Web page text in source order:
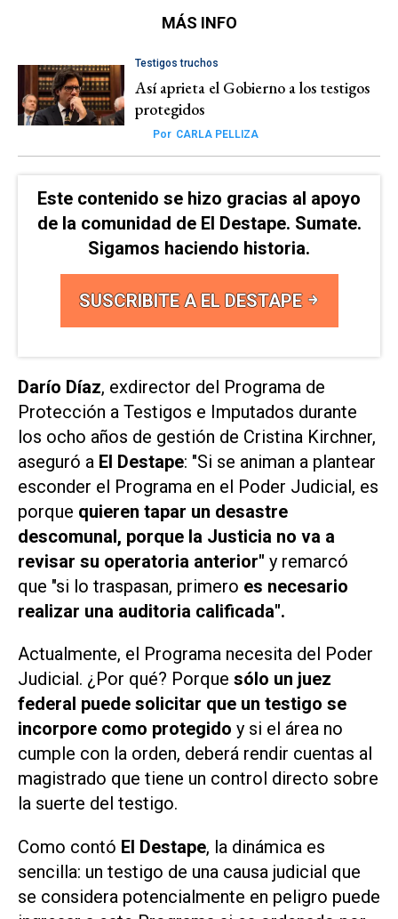
MÁS INFO
Testigos truchos
Así aprieta el Gobierno a los testigos
protegidos
Por CARLA PELLIZA
Este contenido se hizo gracias al apoyo
de la comunidad de El Destape. Sumate.
Sigamos haciendo historia.
SUSCRIBITE A EL DESTAPE
Darío Díaz, exdirector del Programa de
Protección a Testigos e Imputados durante
los ocho años de gestión de Cristina Kirchner,
aseguró a El Destape: "Si se animan a plantear
esconder el Programa en el Poder Judicial, es
porque quieren tapar un desastre
descomunal, porque la Justicia no va a
revisar su operatoria anterior" y remarcó
que "si lo traspasan, primero es necesario
realizar una auditoria calificada".
Actualmente, el Programa necesita del Poder
Judicial. ¿Por qué? Porque sólo un juez
federal puede solicitar que un testigo se
incorpore como protegido y si el área no
cumple con la orden, deberá rendir cuentas al
magistrado que tiene un control directo sobre
la suerte del testigo.
Como contó El Destape, la dinámica es
sencilla: un testigo de una causa judicial que
se considera potencialmente en peligro puede